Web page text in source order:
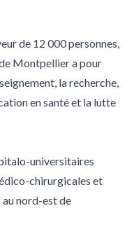
de 12 000 personnes,
Montpellier a pour
la recherche,
en santé et la lutte
universitaires
chirurgicales et
nord-est de